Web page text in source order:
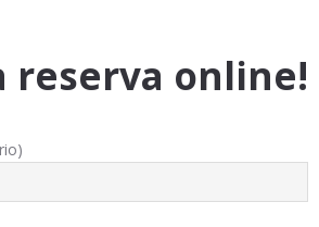
reserva online!